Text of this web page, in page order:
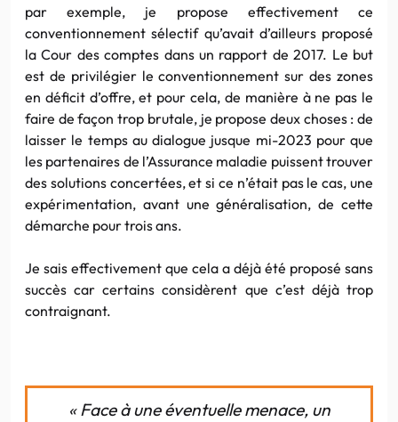
par exemple, je propose effectivement ce
conventionnement sélectif qu’avait d’ailleurs proposé
la Cour des comptes dans un rapport de 2017. Le but
est de privilégier le conventionnement sur des zones
en déficit d’offre, et pour cela, de manière à ne pas le
faire de façon trop brutale, je propose deux choses : de
laisser le temps au dialogue jusque mi-2023 pour que
les partenaires de l’Assurance maladie puissent trouver
des solutions concertées, et si ce n’était pas le cas, une
expérimentation, avant une généralisation, de cette
démarche pour trois ans.
Je sais effectivement que cela a déjà été proposé sans
succès car certains considèrent que c’est déjà trop
contraignant.
« Face à une éventuelle menace, un